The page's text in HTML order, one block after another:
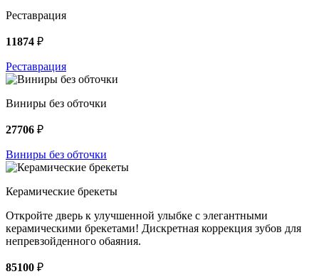
Реставрация
11874 ₽
Реставрация
Виниры без обточки
27706 ₽
Виниры без обточки
Керамические брекеты
Откройте дверь к улучшенной улыбке с элегантными
керамическими брекетами! Дискретная коррекция зубов для
непревзойденного обаяния.
85100 ₽